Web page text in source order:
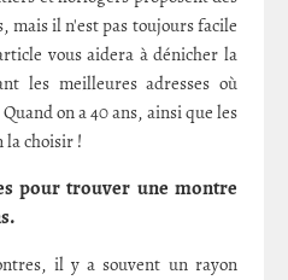
mais il n'est pas toujours facile
vous aidera à dénicher la
les meilleures adresses où
on a 40 ans, ainsi que les
la choisir !
pour trouver une montre
il y a souvent un rayon